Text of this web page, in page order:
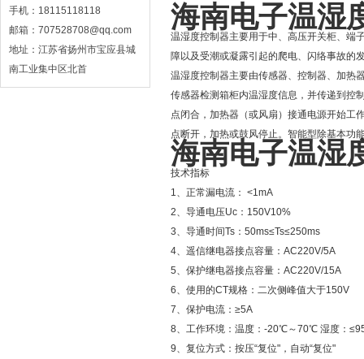
手机：18115118118
邮箱：707528708@qq.com
地址：江苏省扬州市宝应县城
南工业集中区北首
海南电子温湿
温湿度控制器主要用于中、高压开关柜、端
障以及受潮或凝露引起的爬电、闪络事故的
温湿度控制器主要由传感器、控制器、加热
传感器检测箱柜内温湿度信息，并传递到控
点闭合，加热器（或风扇）接通电源开始工
点断开，加热或鼓风停止。智能型除基本功
海南电子温湿
技术指标
1、正常漏电流： <1mA
2、导通电压Uc：150V10%
3、导通时间Ts：50ms≤Ts≤250ms
4、遥信继电器接点容量：AC220V/5A
5、保护继电器接点容量：AC220V/15A
6、使用的CT规格：二次侧峰值大于150V
7、保护电流：≥5A
8、工作环境：温度：-20℃～70℃ 湿度：
9、复位方式：按压“复位"，自动“复位"